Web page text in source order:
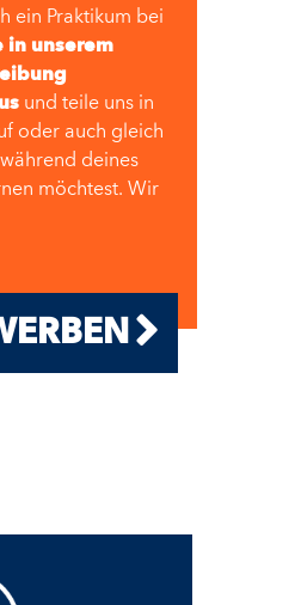
ein Praktikum bei
in unserem
und teile uns in
oder auch gleich
deines
möchtest. Wir